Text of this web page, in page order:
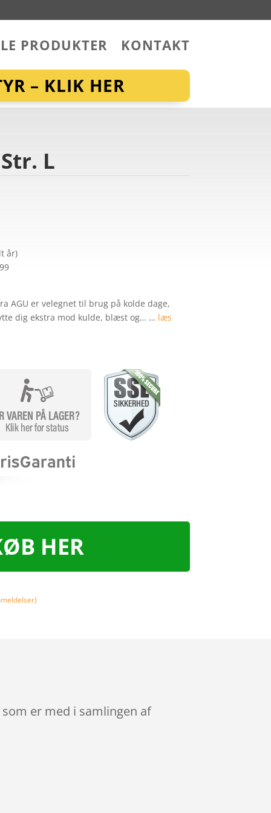
PRODUKTER KONTAKT
– KLIK HER
L
år)
AGU er velegnet til brug på kolde dage,
dig ekstra mod kulde, blæst og… … læs
HER
som er med i samlingen af